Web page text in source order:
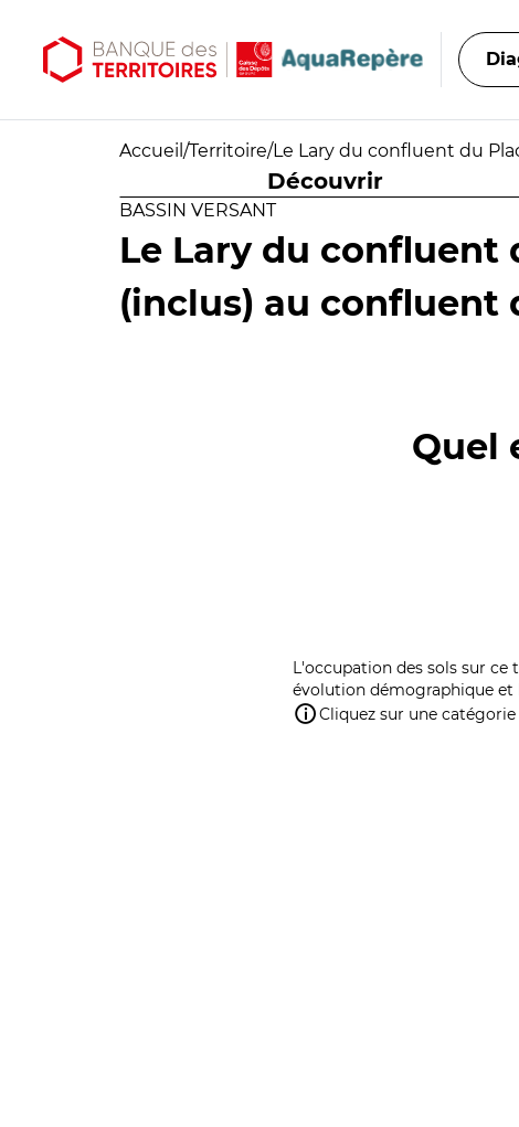
Accueil /Territoire/Le Lary du confluent du
Découvrir
BASSIN VERSANT
Le Lary du confluent
(inclus) au confluent
Quel
L'occupation des sols sur
évolution démographique
Cliquez sur une